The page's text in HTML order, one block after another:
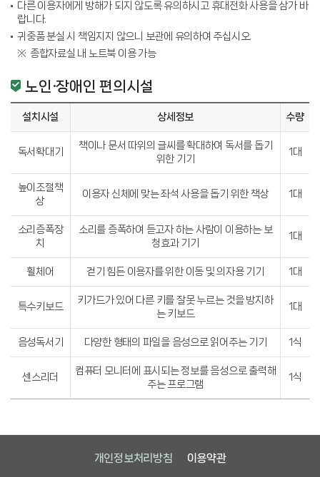
다른 이용자에게 방해가 되지 않도록 유의하시고 휴대전화 사용을 삼가 바
랍니다.
귀중품 분실 시 책임지지 않으니 보관에 유의하여 주십시오.
종합자료실 내 노트북 이용 가능
노인·장애인 편의시설
설치시설 상세정보 수량
독서확대기
책이나 문서 따위의 글씨를 확대하여 독서를 돕기
위한 기기
1대
높이조절책
상
이용자 신체에 맞는 좌석 사용을 돕기 위한 책상 1대
소리증폭장
치
소리를 증폭하여 듣고자 하는 사람이 이용하는 보
청효과 기기
1대
휠체어 걷기 힘든 이용자를 위한 이동 및 의자용 기기 1대
특수키보드
키가드가 있어 다른 키를 잘못 누르는 것을 방지하
는 키보드
1대
음성독서기 다양한 형태의 파일을 음성으로 읽어주는 기기 1식
센스리더
컴퓨터 모니터에 표시되는 정보를 음성으로 출력해
주는 프로그램
1식
개인정보처리방침 이용약관